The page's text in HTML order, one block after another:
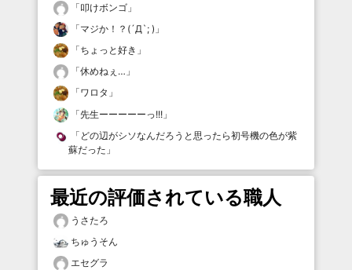
「叩けボンゴ 」
「マジか！？(´Д`; ) 」
「ちょっと好き 」
「休めねぇ… 」
「ワロタ 」
「先生ーーーーーっ!!! 」
「 どの辺がシソなんだろうと思ったら初号機の色が紫
蘇だった 」
最近の評価されている職人
うさたろ
ちゅうそん
エセグラ